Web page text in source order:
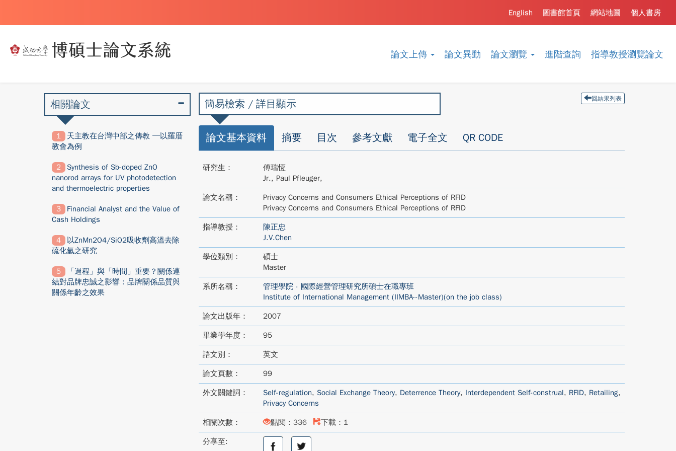
論文上傳 論文異動 論文瀏覽 進階查詢 指導教授瀏覽論文
個人書房
網站地圖
圖書館首頁
English
簡易檢索 / 詳目顯示 回結果列表
論文基本資料 摘要 目次 參考文獻 電子全文 QR CODE
研究生：
傅瑞恆
Jr., Paul Pfleuger,
論文名稱：
Privacy Concerns and Consumers Ethical Perceptions of RFID
Privacy Concerns and Consumers Ethical Perceptions of RFID
指導教授：
陳正忠
J.V.Chen
學位類別：
碩士
Master
系所名稱：
管理學院 - 國際經營管理研究所碩士在職專班
Institute of International Management (IIMBA--Master)(on the job class)
論文出版年： 2007
畢業學年度： 95
語文別： 英文
論文頁數： 99
外文關鍵詞： Self-regulation, Social Exchange Theory, Deterrence Theory, Interdependent Self-construal, RFID, Retailing,
Privacy Concerns
相關次數： 點閱：336 下載：1
分享至:
分
分
相關論文
天主教在台灣中部之傳教 ─以羅厝
教會為例
Synthesis of Sb-doped ZnO
nanorod arrays for UV photodetection
and thermoelectric properties
Financial Analyst and the Value of
Cash Holdings
以ZnMn2O4/SiO2吸收劑高溫去除
硫化氫之研究
「過程」與「時間」重要？關係連
結對品牌忠誠之影響：品牌關係品質與
關係年齡之效果